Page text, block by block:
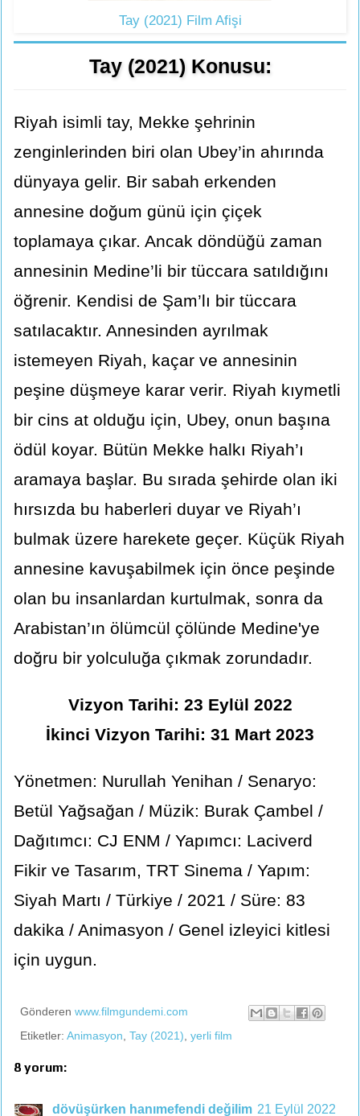
Tay (2021) Film Afişi
Tay (2021) Konusu:
Riyah isimli tay, Mekke şehrinin
zenginlerinden biri olan Ubey’in ahırında
dünyaya gelir. Bir sabah erkenden
annesine doğum günü için çiçek
toplamaya çıkar. Ancak döndüğü zaman
annesinin Medine’li bir tüccara satıldığını
öğrenir. Kendisi de Şam’lı bir tüccara
satılacaktır. Annesinden ayrılmak
istemeyen Riyah, kaçar ve annesinin
peşine düşmeye karar verir. Riyah kıymetli
bir cins at olduğu için, Ubey, onun başına
ödül koyar. Bütün Mekke halkı Riyah’ı
aramaya başlar. Bu sırada şehirde olan iki
hırsızda bu haberleri duyar ve Riyah’ı
bulmak üzere harekete geçer. Küçük Riyah
annesine kavuşabilmek için önce peşinde
olan bu insanlardan kurtulmak, sonra da
Arabistan’ın ölümcül çölünde Medine'ye
doğru bir yolculuğa çıkmak zorundadır.
Vizyon Tarihi: 23 Eylül 2022
İkinci Vizyon Tarihi: 31 Mart 2023
Yönetmen: Nurullah Yenihan / Senaryo:
Betül Yağsağan / Müzik: Burak Çambel /
Dağıtımcı: CJ ENM / Yapımcı: Laciverd
Fikir ve Tasarım, TRT Sinema / Yapım:
Siyah Martı / Türkiye / 2021 / Süre: 83
dakika / Animasyon / Genel izleyici kitlesi
için uygun.
Gönderen www.filmgundemi.com
Etiketler: Animasyon Tay (2021) yerli film
8 yorum:
dövüşürken hanımefendi değilim 21 Eylül 2022